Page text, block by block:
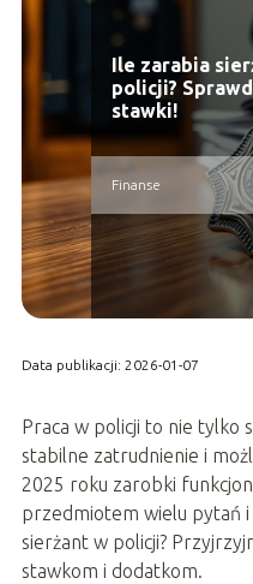
Ile zarabia
policji?
stawki!
Finanse
Data publikacji: 2026-01-07
Praca w policji to nie tylko
stabilne zatrudnienie i
2025 roku zarobki
przedmiotem wielu pytań
sierżant w policji?
stawkom i dodatkom.